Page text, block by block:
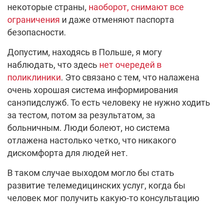
некоторые страны, наоборот, снимают все
ограничения и даже отменяют паспорта
безопасности.
Допустим, находясь в Польше, я могу
наблюдать, что здесь нет очередей в
поликлиники. Это связано с тем, что налажена
очень хорошая система информирования
санэпидслужб. То есть человеку не нужно ходить
за тестом, потом за результатом, за
больничным. Люди болеют, но система
отлажена настолько четко, что никакого
дискомфорта для людей нет.
В таком случае выходом могло бы стать
развитие телемедицинских услуг, когда бы
человек мог получить какую-то консультацию